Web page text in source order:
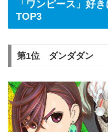
「ワンピース」好
TOP3
第1位 ダンダダン